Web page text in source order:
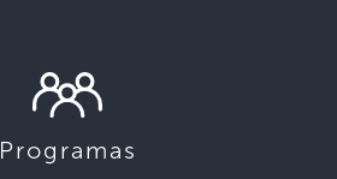
Programas